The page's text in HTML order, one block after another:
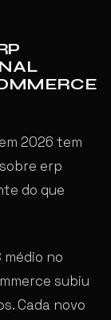
2026 tem
erp
do que
médio no
subiu
Cada novo